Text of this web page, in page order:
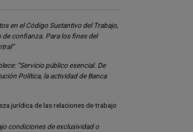
en el Código Sustantivo del Trabajo,
confianza. Para los fines del
“Servicio público esencial. De
Política, la actividad de Banca
jurídica de las relaciones de trabajo
condiciones de exclusividad o